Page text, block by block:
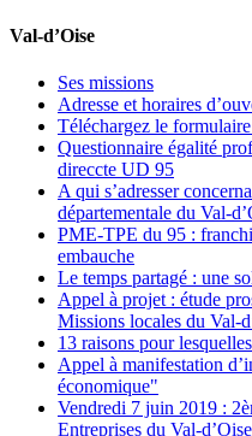
Val-d’Oise
Ses missions
Adresse et horaires
Téléchargez le
Questionnaire égalité
direccte UD 95
A qui s’adresser
départementale du Val-
PME-TPE du 95 :
embauche
Le temps partagé : une
Appel à projet : étude
Missions locales du Val-
13 raisons pour
Appel à manifestation
économique"
Vendredi 7 juin 2019 :
Entreprises du Val-d’Oise